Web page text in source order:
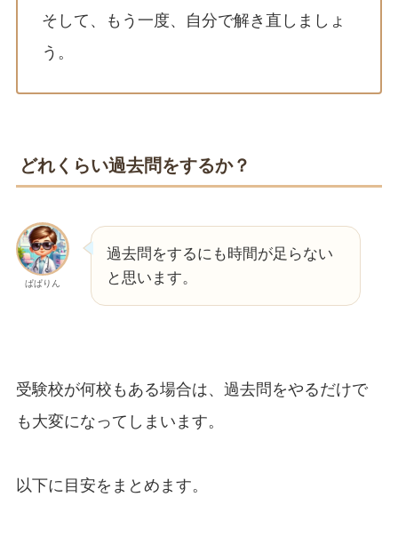
そして、もう一度、自分で解き直しましょ
う。
どれくらい過去問をするか？
ぱぱりん
過去問をするにも時間が足らない
と思います。
受験校が何校もある場合は、過去問をやるだけで
も大変になってしまいます。
以下に目安をまとめます。